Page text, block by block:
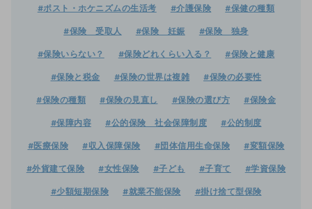
#ポスト・ホケニズムの生活考 #介護保険 #保健の種類
#保険 受取人 #保険 妊娠 #保険 独身
#保険いらない？ #保険どれくらい入る？ #保険と健康
#保険と税金 #保険の世界は複雑 #保険の必要性
#保険の種類 #保険の見直し #保険の選び方 #保険金
#保障内容 #公的保険 社会保障制度 #公的制度
#医療保険 #収入保障保険 #団体信用生命保険 #変額保険
#外貨建て保険 #女性保険 #子ども #子育て #学資保険
#少額短期保険 #就業不能保険 #掛け捨て型保険